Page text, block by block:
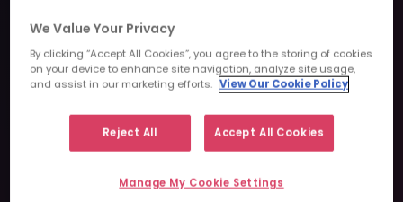
申し訳ございません。こちら
の求人の掲載は終了しまし
た。
になりすまし、求職者を詐欺に巻き込もうとする
事例が報告されています。
morganmckinleyjob.com、
morganmckinleyhire.com）を使用し、虚偽の
で、WhatsApp などのメッセージアプリを通じ
We Value Your Privacy
By clicking “Accept All Cookies”, you agree to the storing of cookies
on your device to enhance site navigation, analyze site usage,
and assist in our marketing efforts. View Our Cookie Policy
Reject All Accept All Cookies
Manage My Cookie Settings